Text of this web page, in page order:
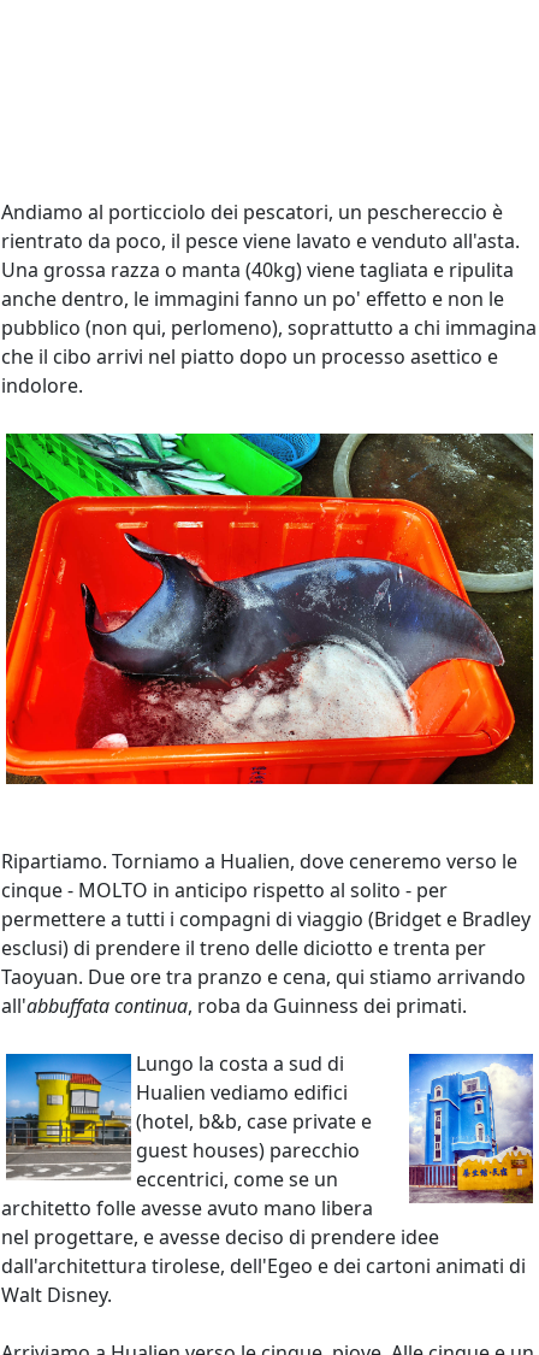
Andiamo al porticciolo dei pescatori, un peschereccio è
rientrato da poco, il pesce viene lavato e venduto all'asta.
Una grossa razza o manta (40kg) viene tagliata e ripulita
anche dentro, le immagini fanno un po' effetto e non le
pubblico (non qui, perlomeno), soprattutto a chi immagina
che il cibo arrivi nel piatto dopo un processo asettico e
indolore.
Ripartiamo. Torniamo a Hualien, dove ceneremo verso le
cinque - MOLTO in anticipo rispetto al solito - per
permettere a tutti i compagni di viaggio (Bridget e Bradley
esclusi) di prendere il treno delle diciotto e trenta per
Taoyuan. Due ore tra pranzo e cena, qui stiamo arrivando
all'abbuffata continua, roba da Guinness dei primati.
Lungo la costa a sud di
Hualien vediamo edifici
(hotel, b&b, case private e
guest houses) parecchio
eccentrici, come se un
architetto folle avesse avuto mano libera
nel progettare, e avesse deciso di prendere idee
dall'architettura tirolese, dell'Egeo e dei cartoni animati di
Walt Disney.